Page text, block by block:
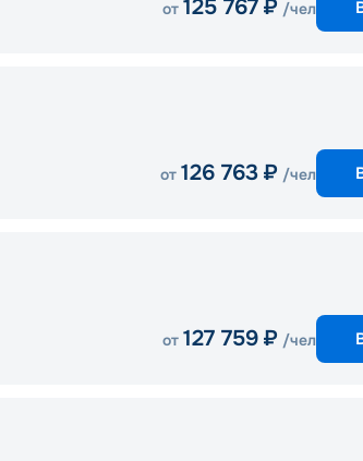
от 125 767 ₽ /чел
от 126 763 ₽ /чел
от 127 759 ₽ /чел